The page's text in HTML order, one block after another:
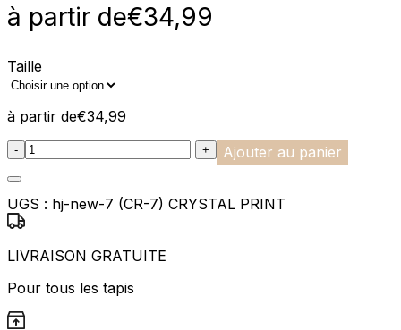
à partir de€34,99
Taille
à partir de€34,99
:product_name quantity
- + Ajouter au panier
UGS : hj-new-7 (CR-7) CRYSTAL PRINT
LIVRAISON GRATUITE
Pour tous les tapis